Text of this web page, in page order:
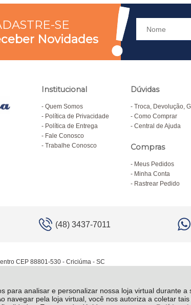
para analisar e personalizar nossa loja virtual durante
navegar pela loja virtual, você nos autoriza a coletar
SE
Novidades
Institucional
Quem Somos
Política de Privacidade
Política de Entrega
Fale Conosco
Trabalhe Conosco
Dúvidas
Troca, Devolução,
Como Comprar
Central de Ajuda
Compras
Meus Pedidos
Minha Conta
Rastrear Pedido
(48) 3437-7011
CEP 88801-530 - Criciúma - SC